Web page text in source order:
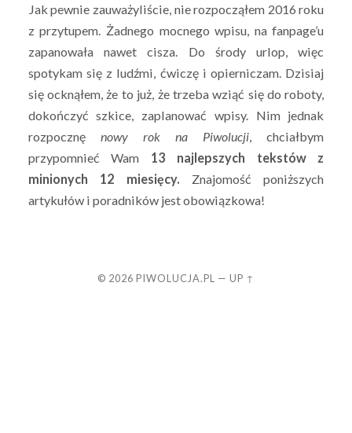
Jak pewnie zauważyliście, nie rozpocząłem 2016 roku
z przytupem. Żadnego mocnego wpisu, na fanpage’u
zapanowała nawet cisza. Do środy urlop, więc
spotykam się z ludźmi, ćwiczę i opierniczam. Dzisiaj
się ocknąłem, że to już, że trzeba wziąć się do roboty,
dokończyć szkice, zaplanować wpisy. Nim jednak
rozpocznę nowy rok na Piwolucji , chciałbym
przypomnieć Wam 13 najlepszych tekstów z
minionych 12 miesięcy. Znajomość poniższych
artykułów i poradników jest obowiązkowa!
© 2026 PIWOLUCJA.PL — UP ↑